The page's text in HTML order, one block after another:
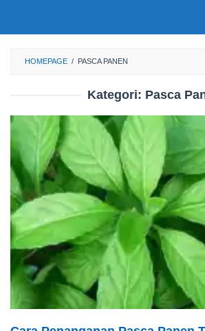
HOMEPAGE / PASCA PANEN
Kategori: Pasca